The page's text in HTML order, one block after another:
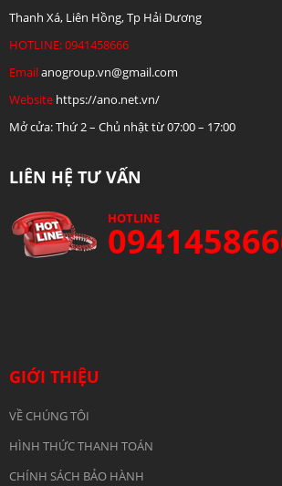
Thanh Xá, Liên Hồng, Tp Hải Dương
HOTLINE: 0941458666
Emailanogroup.vn@gmail.com
Website https://ano.net.vn/
Mở cửa: Thứ 2 – Chủ nhật từ 07:00 – 17:00
LIÊN HỆ TƯ VẤN
HOTLINE
GIỚI THIỆU
VỀ CHÚNG TÔI
HÌNH THỨC THANH TOÁN
CHÍNH SÁCH BẢO HÀNH